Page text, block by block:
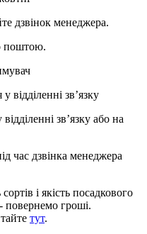
дзвінок менеджера.
поштою.
відділенні зв’язку
зв’язку або на
час дзвінка менеджера
сортів і якість посадкового
повернемо гроші.
тут.